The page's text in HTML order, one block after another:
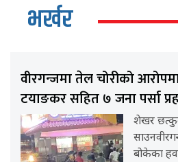
भर्खर
वीरगन्जमा तेल चोरीको
टयाङकर सहित ७ जना पर्सा
शेखर
बोकेका